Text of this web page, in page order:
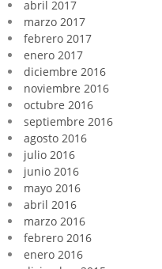
abril 2017
marzo 2017
febrero 2017
enero 2017
diciembre 2016
noviembre 2016
octubre 2016
septiembre 2016
agosto 2016
julio 2016
junio 2016
mayo 2016
abril 2016
marzo 2016
febrero 2016
enero 2016